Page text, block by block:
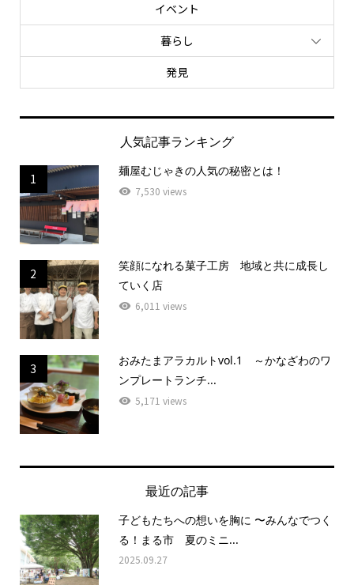
イベント
暮らし
発見
人気記事ランキング
1
麺屋むじゃきの人気の秘密とは！
7,530 views
2
笑顔になれる菓子工房 地域と共に成長し
ていく店
6,011 views
3
おみたまアラカルトvol.1 ～かなざわのワ
ンプレートランチ...
5,171 views
最近の記事
子どもたちへの想いを胸に 〜みんなでつく
る！まる市 夏のミニ...
2025.09.27